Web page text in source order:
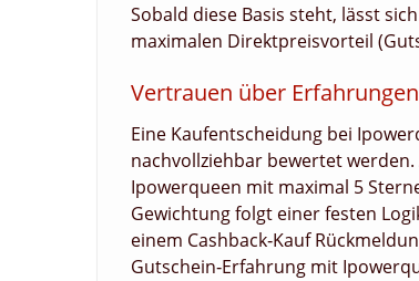
Sobald diese Basis steht, lässt
maximalen Direktpreisvorteil
Vertrauen über
Eine Kaufentscheidung bei
nachvollziehbar bewertet
Ipowerqueen mit maximal 5
Gewichtung folgt einer festen
einem Cashback‑Kauf
Gutschein‑Erfahrung mit